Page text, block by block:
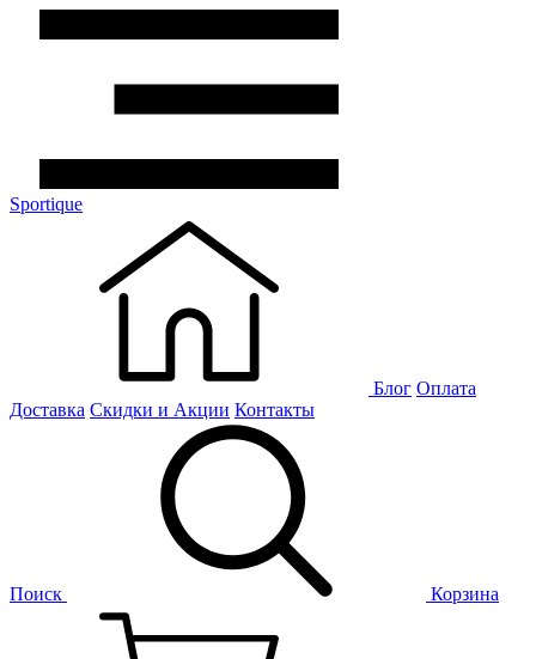
Sportique
Блог Оплата
Доставка Скидки и Акции Контакты
Поиск Корзина